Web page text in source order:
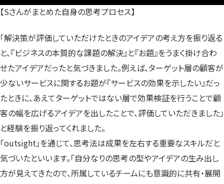
【Sさんがまとめた自身の思考プロセス】
「解決策が評価していただけたときのアイデアの考え方を振り返る
と、『ビジネスの本質的な課題の解決』と『お題』をうまく掛け合わ
せたアイデアだったと気づきました。例えば、ターゲット層の顧客が
少ないサービスに関するお題が『サービスの効果を示したい』だっ
たときに、あえてターゲットではない層で効果検証を行うことで顧
客の幅を広げるアイデアを出したことで、評価していただきました」
と経験を振り返ってくれました。
「outsight」を通じて、思考法は成果を左右する重要なスキルだと
気づいたといいます。「自分なりの思考の型やアイデアの生み出し
方が見えてきたので、所属しているチームにも意識的に共有・展開